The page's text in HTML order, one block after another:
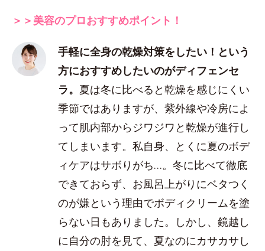
＞＞美容のプロおすすめポイント！
手軽に全身の乾燥対策をしたい！という
方におすすめしたいのがディフェンセ
ラ。 夏は冬に比べると乾燥を感じにくい
季節ではありますが、紫外線や冷房によ
って肌内部からジワジワと乾燥が進行し
てしまいます。私自身、とくに夏のボデ
ィケアはサボりがち…。冬に比べて徹底
できておらず、お風呂上がりにベタつく
のが嫌という理由でボディクリームを塗
らない日もありました。しかし、鏡越し
に自分の肘を見て、夏なのにカサカサし